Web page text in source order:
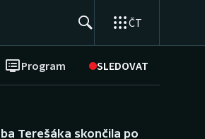
ČT
Program SLEDOVAT
Terešáka skončila po